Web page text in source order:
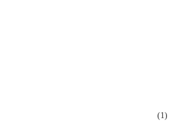
(1)